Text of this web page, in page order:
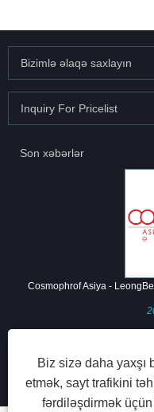
Bizimlə əlaqə saxlayın
Inquiry For Pricelist
Son xəbərlər
Cosmophrof Asiya -
Cosmophrof Asiya davam
Miladdan 2024-cü ilin ən
kataloqu üçün
Biz sizə daha yaxşı
etmək, sayt trafikini
fərdiləşdirmək